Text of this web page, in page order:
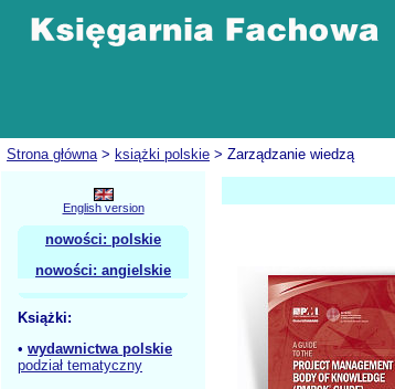
Strona główna> książki polskie > Zarządzanie wiedzą
English version
nowości: polskie
nowości: angielskie
Książki:
• wydawnictwa polskie
podział tematyczny